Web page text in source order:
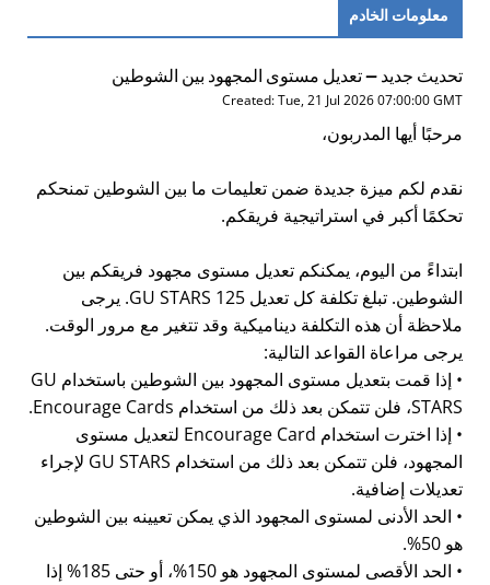
معلومات الخادم
تحديث جديد – تعديل مستوى المجهود بين الشوطين
Created: Tue, 21 Jul 2026 07:00:00 GMT
مرحبًا أيها المدربون،
نقدم لكم ميزة جديدة ضمن تعليمات ما بين الشوطين تمنحكم
تحكمًا أكبر في استراتيجية فريقكم.
ابتداءً من اليوم، يمكنكم تعديل مستوى مجهود فريقكم بين
الشوطين. تبلغ تكلفة كل تعديل 125 GU STARS. يرجى
ملاحظة أن هذه التكلفة ديناميكية وقد تتغير مع مرور الوقت.
يرجى مراعاة القواعد التالية:
• إذا قمت بتعديل مستوى المجهود بين الشوطين باستخدام GU
STARS، فلن تتمكن بعد ذلك من استخدام Encourage Cards.
• إذا اخترت استخدام Encourage Card لتعديل مستوى
المجهود، فلن تتمكن بعد ذلك من استخدام GU STARS لإجراء
تعديلات إضافية.
• الحد الأدنى لمستوى المجهود الذي يمكن تعيينه بين الشوطين
• الحد الأقصى لمستوى المجهود هو 150%، أو حتى 185% إذا